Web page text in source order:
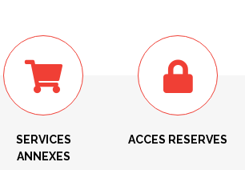
SERVICES
ANNEXES
ACCES RESERVES